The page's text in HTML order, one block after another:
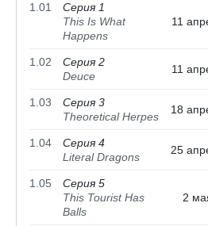
1.01
Серия 1
This Is What
Happens
11
1.02
Серия 2
Deuce
11
1.03
Серия 3
Theoretical Herpes
18
1.04
Серия 4
Literal Dragons
25
1.05
Серия 5
This Tourist Has
Balls
2